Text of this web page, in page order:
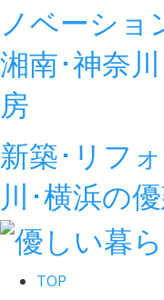
ノベーショ
湘南･神奈
房
新築･リフ
川･横浜の
TOP